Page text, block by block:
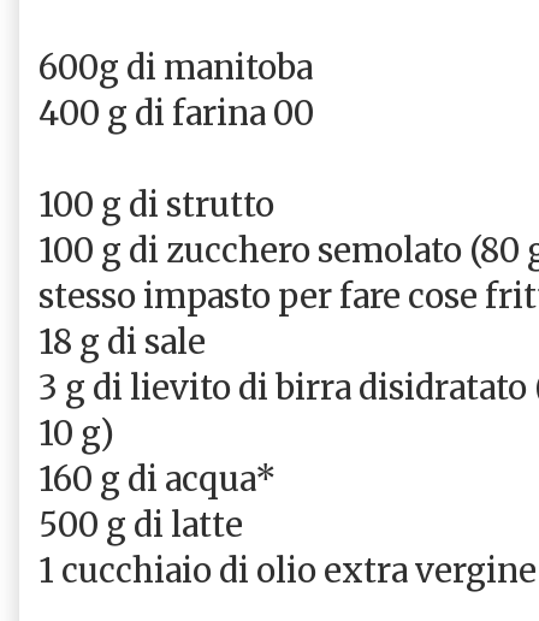
600g di manitoba
400 g di farina 00
100 g di strutto
100 g di zucchero semolato (80
stesso impasto per fare cose
18 g di sale
3 g di lievito di birra disidratato
10 g)
160 g di acqua*
500 g di latte
1 cucchiaio di olio extra